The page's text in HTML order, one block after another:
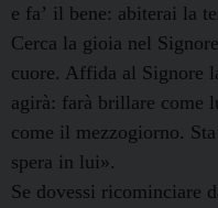
e fa’ il bene: abiterai la
Cerca la gioia nel
cuore. Affida al Signore
agirà: farà brillare come
come il mezzogiorno.
spera in lui».
Se dovessi ricominciare